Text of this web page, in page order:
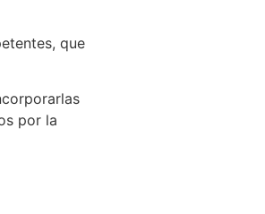
que
por la